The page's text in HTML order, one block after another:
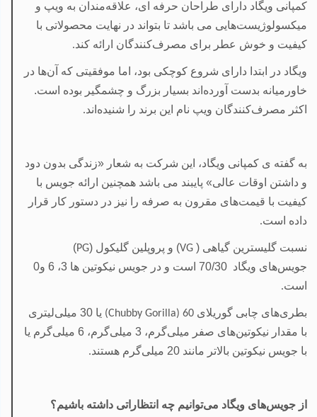
کمپانی ویگاد دارای طراحان حرفه ای، علا‌قه‌مندان به ویپ و
میکسولوژیست‌هایی می باشد تا بتواند در نهایت محصولاتی با
کیفیت و خوش عطر برای مصرف‌کنندگان ارائه کند.
ویگاد در ابتدا دارای شروع کوچکی بود، اما موفقیتی که آن‌ها در
خاورمیانه بدست آورده‌اند بسیار بزرگ و چشمگیر بوده است.
اکثر مصرف‌کنندگان ویپ نام این برند را شنیده‌اند.
به گفته ی کمپانی ویگاد، این شرکت به شعار «زندگی بدون دود
و داشتن اوقات عالی» پایبند می باشد همچنین ارائه جویس با
کیفیت با قیمت‌های مقرون به صرفه را نیز در دستور کار قرار
داده است.
نسبت گلیسترین گیاهی ( VG) و پروپلین گلیکول (PG
)
جویس‌های ویگاد 70/30 است و در جویس نیکوتین ها 3، 6 و0
است.
بطری‌های چابی گوریلای (Chubby Gorilla) 60
یا 30 میلی‌لیتری
با مقدار نیکوتین‌های صفر میلی‌گرم، 3 میلی‌گرم، 6 میلی‌گرم یا
با جویس نیکوتین بالاتر مانند 20 میلی‌گرم هستند
.
از جویس‌های ویگاد می‌توانیم چه انتظاراتی داشته‌ باشیم؟